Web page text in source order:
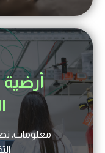
أرضية
معلومات،